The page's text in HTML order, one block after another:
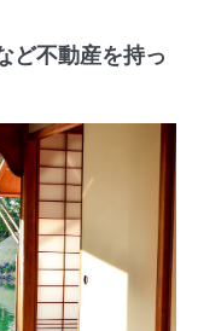
ど不動産を持っ